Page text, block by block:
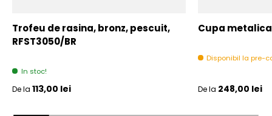
Trofeu de rasina, bronz, pescuit,
RFST3050/BR
In stoc!
Pret initial
De la 113,00 lei
Cupa
Disponibil la pre-
Pret initial
De la 248,00 lei